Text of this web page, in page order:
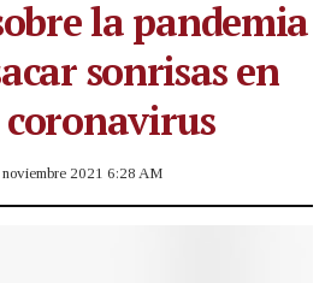
la pandemia
sonrisas en
noviembre 2021 6:28 AM